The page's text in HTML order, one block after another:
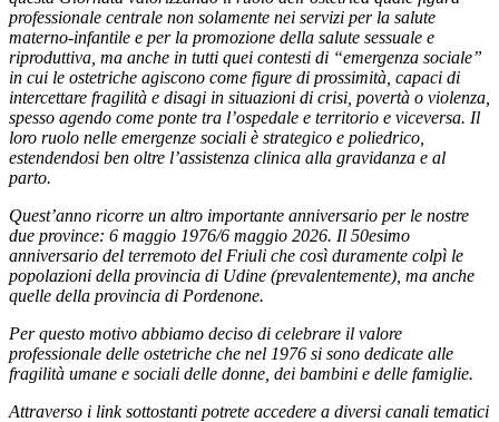
professionale centrale non solamente nei servizi per la salute
materno-infantile e per la promozione della salute sessuale e
riproduttiva, ma anche in tutti quei contesti di “emergenza sociale”
in cui le ostetriche agiscono come figure di prossimità, capaci di
intercettare fragilità e disagi in situazioni di crisi, povertà o violenza,
spesso agendo come ponte tra l’ospedale e territorio e viceversa. Il
loro ruolo nelle emergenze sociali è strategico e poliedrico,
estendendosi ben oltre l’assistenza clinica alla gravidanza e al
parto.
Quest’anno ricorre un altro importante anniversario per le nostre
due province: 6 maggio 1976/6 maggio 2026. Il 50esimo
anniversario del terremoto del Friuli che così duramente colpì le
popolazioni della provincia di Udine (prevalentemente), ma anche
quelle della provincia di Pordenone.
Per questo motivo abbiamo deciso di celebrare il valore
professionale delle ostetriche che nel 1976 si sono dedicate alle
fragilità umane e sociali delle donne, dei bambini e delle famiglie.
Attraverso i link sottostanti potrete accedere a diversi canali tematici